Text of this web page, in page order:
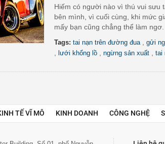
Hiếm có người nào vì thú vui sưu
bên mình, vì cuối cùng, khi mức
mấy bạn cũng chẳng thể làm ngơ.
Tags: tai nạn trên đường đua gửi
lưới khổng lồ ngừng sản xuất tai
TẾ VĨ MÔ KINH DOANH CÔNG NGHỆ